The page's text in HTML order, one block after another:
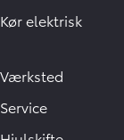
Kør elektrisk
Værksted
Service